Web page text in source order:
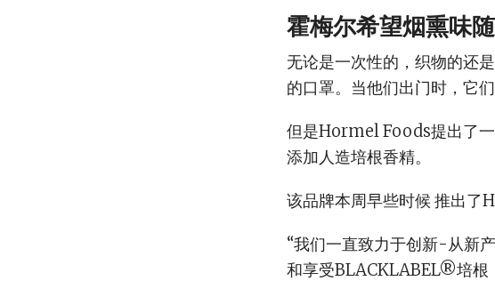
霍梅尔希望烟熏味
无论是一次性的，织物的还
的口罩。当他们出门时，它
但是Hormel Foods提出了一
添加人造培根香精。
该品牌本周早些时候 推出了
“我们一直致力于创新-从新
和享受BLACKLABEL®培